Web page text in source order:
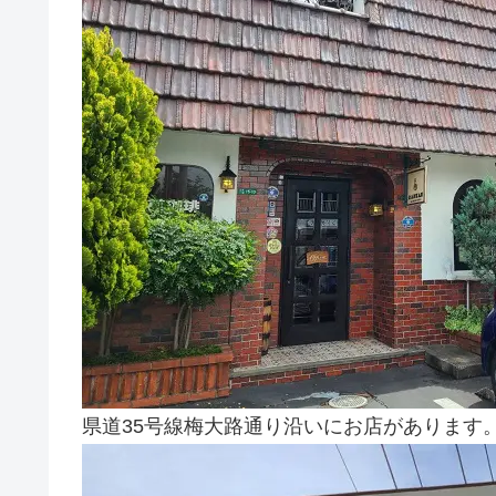
県道35号線梅大路通り沿いにお店があります